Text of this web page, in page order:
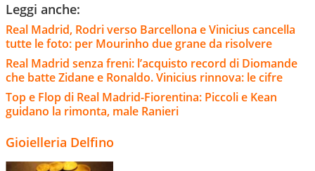
Leggi anche:
Real Madrid, Rodri verso Barcellona e Vinicius cancella
tutte le foto: per Mourinho due grane da risolvere
Real Madrid senza freni: l’acquisto record di Diomande
che batte Zidane e Ronaldo. Vinicius rinnova: le cifre
Top e Flop di Real Madrid-Fiorentina: Piccoli e Kean
guidano la rimonta, male Ranieri
Gioielleria Delfino